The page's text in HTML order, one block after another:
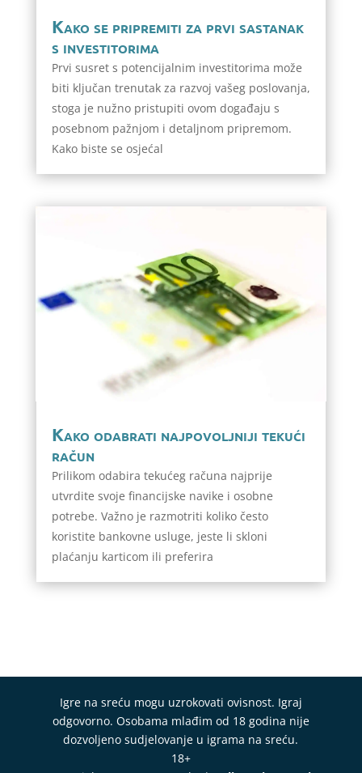
Kako se pripremiti za prvi sastanak
s investitorima
Prvi susret s potencijalnim investitorima može
biti ključan trenutak za razvoj vašeg poslovanja,
stoga je nužno pristupiti ovom događaju s
posebnom pažnjom i detaljnom pripremom.
Kako biste se osjećal
Kako odabrati najpovoljniji tekući
račun
Prilikom odabira tekućeg računa najprije
utvrdite svoje financijske navike i osobne
potrebe. Važno je razmotriti koliko često
koristite bankovne usluge, jeste li skloni
plaćanju karticom ili preferira
Igre na sreću mogu uzrokovati ovisnost. Igraj
odgovorno. Osobama mlađim od 18 godina nije
dozvoljeno sudjelovanje u igrama na sreću.
18+